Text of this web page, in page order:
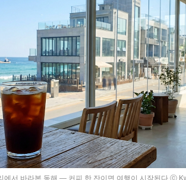
에서 바라본 동해 — 커피 한 잔이면 여행이 시작된다 ⓒ